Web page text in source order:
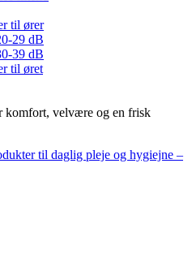
til ører
29 dB
39 dB
til øret
komfort, velvære og en frisk
til daglig pleje og hygiejne –